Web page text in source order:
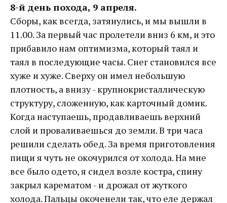
8-й день похода, 9 апреля.
Сборы, как всегда, затянулись, и мы вышли в
11.00. За первый час пролетели вниз 6 км, и это
прибавило нам оптимизма, который таял и
таял в последующие часы. Снег становился все
хуже и хуже. Сверху он имел небольшую
плотность, а внизу - крупнокристаллическую
структуру, сложенную, как карточный домик.
Когда наступаешь, продавливаешь верхний
слой и проваливаешься до земли. В три часа
решили сделать обед. За время приготовления
пищи я чуть не окочурился от холода. На мне
все было одето, я сидел возле костра, спину
закрыл карематом - и дрожал от жуткого
холода. Пальцы окоченели так, что еле держал